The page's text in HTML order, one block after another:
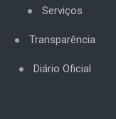
Serviços
Transparência
Diário Oficial